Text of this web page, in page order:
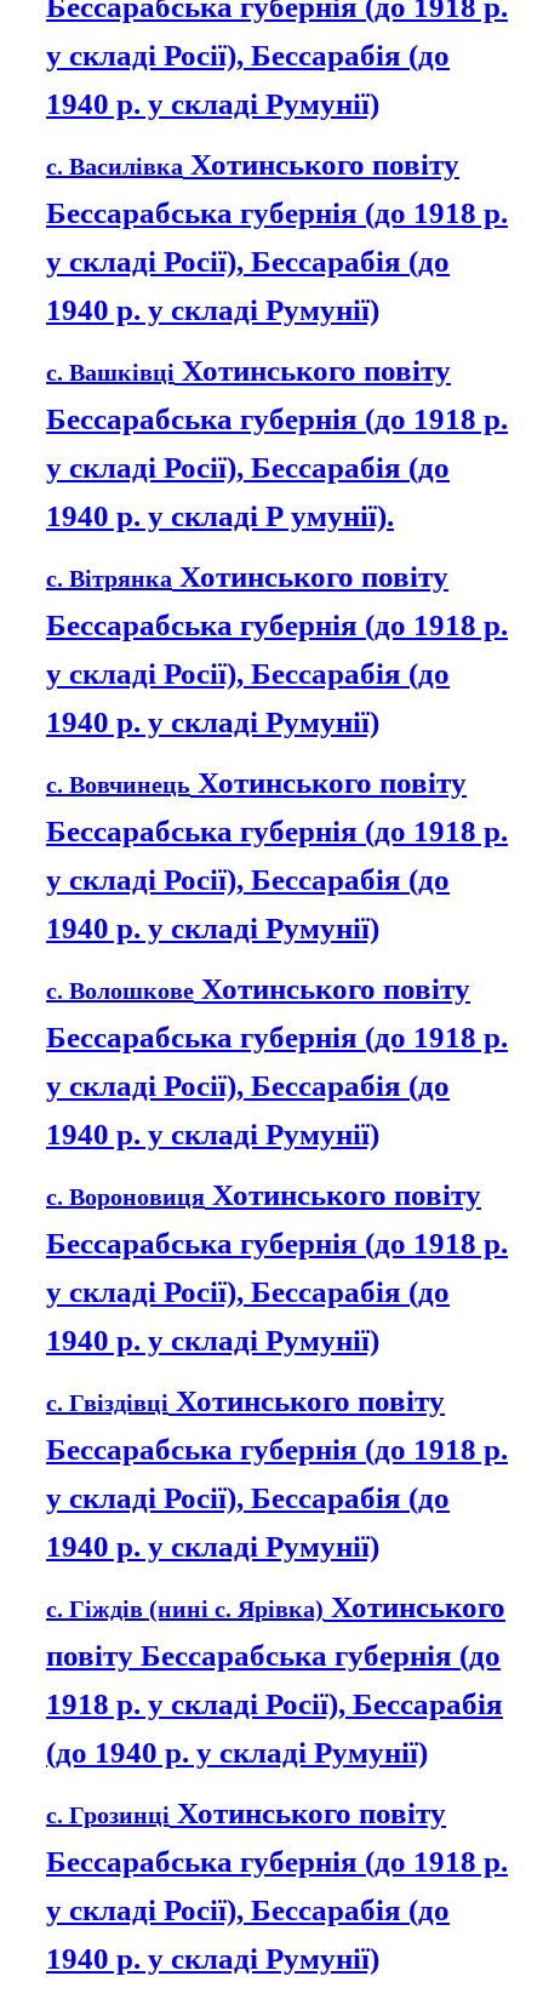
Бессарабська губернія (до 1918 р.
у складі Росії), Бессарабія (до
1940 р. у складі Румунії)
с. Василівка Хотинського повіту
Бессарабська губернія (до 1918 р.
у складі Росії), Бессарабія (до
1940 р. у складі Румунії)
с. Вашківці Хотинського повіту
Бессарабська губернія (до 1918 р.
у складі Росії), Бессарабія (до
1940 р. у складі Р умунії).
с. Вітрянка Хотинського повіту
Бессарабська губернія (до 1918 р.
у складі Росії), Бессарабія (до
1940 р. у складі Румунії)
с. Вовчинець Хотинського повіту
Бессарабська губернія (до 1918 р.
у складі Росії), Бессарабія (до
1940 р. у складі Румунії)
с. Волошкове Хотинського повіту
Бессарабська губернія (до 1918 р.
у складі Росії), Бессарабія (до
1940 р. у складі Румунії)
с. Вороновиця Хотинського повіту
Бессарабська губернія (до 1918 р.
у складі Росії), Бессарабія (до
1940 р. у складі Румунії)
с. Гвіздівці Хотинського повіту
Бессарабська губернія (до 1918 р.
у складі Росії), Бессарабія (до
1940 р. у складі Румунії)
с. Гіждів (нині с. Ярівка) Хотинського
повіту Бессарабська губернія (до
1918 р. у складі Росії), Бессарабія
(до 1940 р. у складі Румунії)
с. Грозинці Хотинського повіту
Бессарабська губернія (до 1918 р.
у складі Росії), Бессарабія (до
1940 р. у складі Румунії)